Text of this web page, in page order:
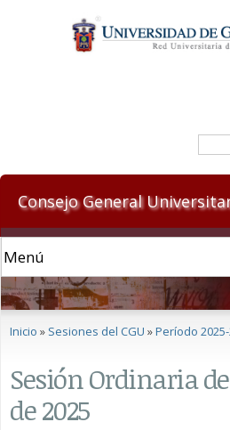
contenido
principal
Consejo General
Se encuentra usted aquí
Inicio » Sesiones del CGU »Período
Sesión Ordinaria
de 2025